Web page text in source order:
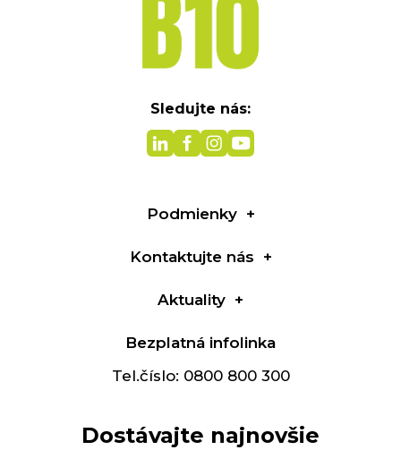
Sledujte nás:
Podmienky
Kontaktujte nás
Aktuality
Bezplatná infolinka
Tel.číslo: 0800 800 300
Dostávajte najnovšie